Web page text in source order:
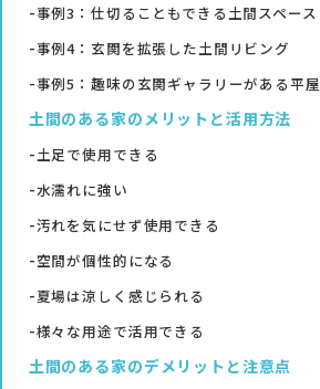
事例3：仕切ることもできる土間スペース
事例4：玄関を拡張した土間リビング
事例5：趣味の玄関ギャラリーがある平屋
土間のある家のメリットと活用方法
土足で使用できる
水濡れに強い
汚れを気にせず使用できる
空間が個性的になる
夏場は涼しく感じられる
様々な用途で活用できる
土間のある家のデメリットと注意点